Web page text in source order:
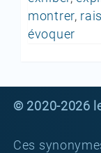
montrer,
évoquer
© 2020-2026
Ces